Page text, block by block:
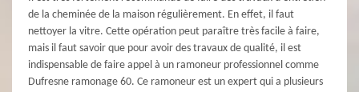
de la cheminée de la maison régulièrement. En effet, il faut
nettoyer la vitre. Cette opération peut paraître très facile à faire,
mais il faut savoir que pour avoir des travaux de qualité, il est
indispensable de faire appel à un ramoneur professionnel comme
Dufresne ramonage 60. Ce ramoneur est un expert qui a plusieurs